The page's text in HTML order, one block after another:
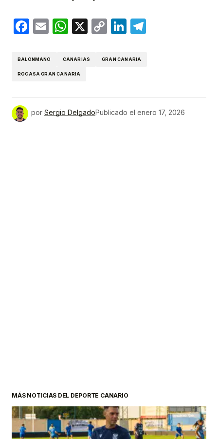
Facebook
EmailWhatsApp
X
CopyLinkedIn
BALONMANO CANARIAS GRAN CANARIA
ROCASA GRAN CANARIA
por Sergio DelgadoPublicado el enero 17, 2026
MÁS NOTICIAS DEL DEPORTE CANARIO